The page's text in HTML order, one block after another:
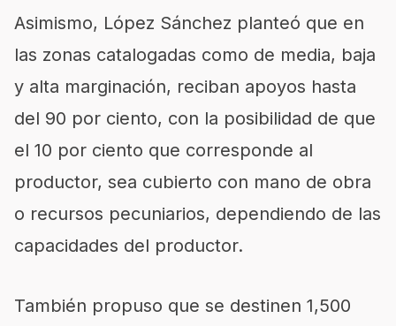
Asimismo, López Sánchez planteó que en
las zonas catalogadas como de media, baja
y alta marginación, reciban apoyos hasta
del 90 por ciento, con la posibilidad de que
el 10 por ciento que corresponde al
productor, sea cubierto con mano de obra
o recursos pecuniarios, dependiendo de las
capacidades del productor.
También propuso que se destinen 1,500